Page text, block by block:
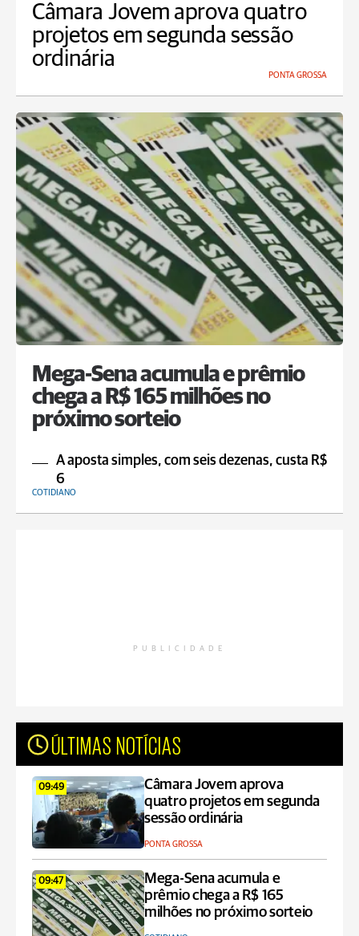
Câmara Jovem aprova quatro
projetos em segunda sessão
ordinária
PONTA GROSSA
Mega-Sena acumula e prêmio
chega a R$ 165 milhões no
próximo sorteio
A aposta simples, com seis dezenas, custa R$
6
COTIDIANO
PUBLICIDADE
ÚLTIMAS NOTÍCIAS
09:49
Câmara Jovem aprova
quatro projetos em segunda
sessão ordinária
PONTA GROSSA
09:47
Mega-Sena acumula e
prêmio chega a R$ 165
milhões no próximo sorteio